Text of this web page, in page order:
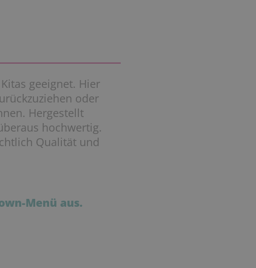
geeignet. Hier
oder
Hergestellt
hochwertig.
Qualität und
Menü aus.